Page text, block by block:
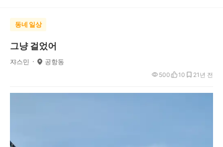
동네 일상
그냥 걸었어
쟈스민 공항동
1년 전
500 10 2